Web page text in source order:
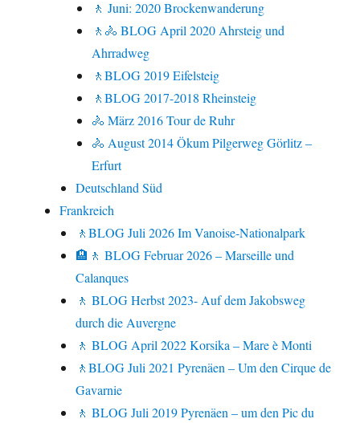
🚶 Juni: 2020 Brockenwanderung
🚶🚴 BLOG April 2020 Ahrsteig und
Ahrradweg
🚶BLOG 2019 Eifelsteig
🚶BLOG 2017-2018 Rheinsteig
🚴 März 2016 Tour de Ruhr
🚴 August 2014 Ökum Pilgerweg Görlitz –
Erfurt
Deutschland Süd
Frankreich
🚶BLOG Juli 2026 Im Vanoise-Nationalpark
🏨🚶 BLOG Februar 2026 – Marseille und
Calanques
🚶 BLOG Herbst 2023- Auf dem Jakobsweg
durch die Auvergne
🚶 BLOG April 2022 Korsika – Mare è Monti
🚶BLOG Juli 2021 Pyrenäen – Um den Cirque de
Gavarnie
🚶 BLOG Juli 2019 Pyrenäen – um den Pic du